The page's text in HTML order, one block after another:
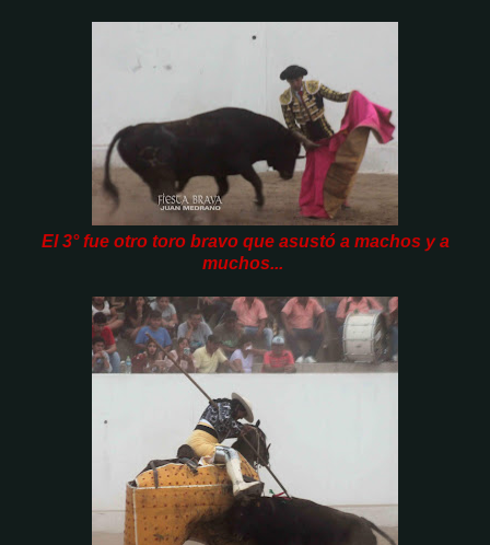
El 3° fue otro toro bravo que asustó a machos y a
muchos...